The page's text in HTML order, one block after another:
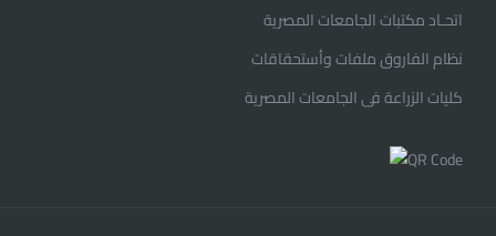
اتحـاد مكتبات الجامعات المصرية
نظام الفاروق ملفات وأستحقاقات
كليات الزراعة فى الجامعات المصرية